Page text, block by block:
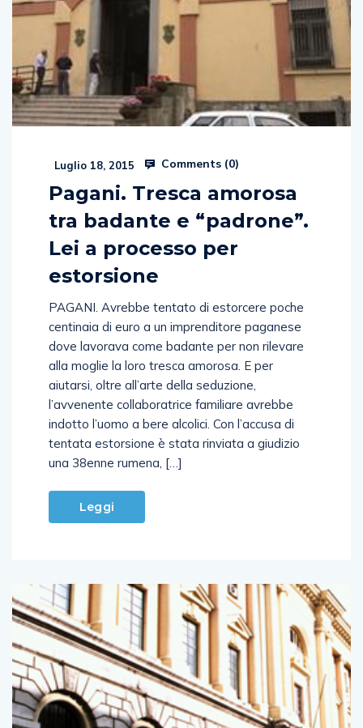
Luglio 18, 2015 Comments (0)
Pagani. Tresca amorosa
tra badante e “padrone”.
Lei a processo per
estorsione
PAGANI. Avrebbe tentato di estorcere poche
centinaia di euro a un imprenditore paganese
dove lavorava come badante per non rilevare
alla moglie la loro tresca amorosa. E per
aiutarsi, oltre all’arte della seduzione,
l’avvenente collaboratrice familiare avrebbe
indotto l’uomo a bere alcolici. Con l’accusa di
tentata estorsione è stata rinviata a giudizio
una 38enne rumena, […]
Leggi